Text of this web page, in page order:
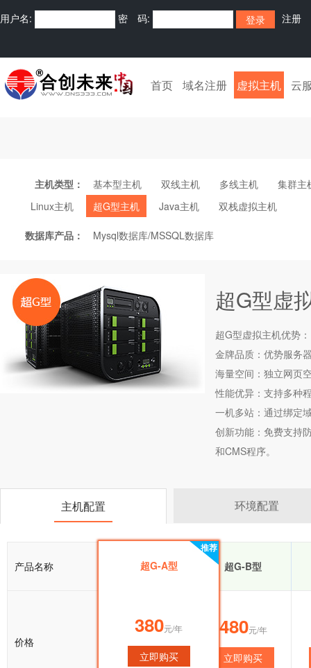
用户名: 密 码: 注册
首页 域名注册 虚拟主机 云
主机类型： 基本型主机 双线主机 多线主机
集群主
Linux主机
超G型主机 Java主机 双栈虚拟主机
数据库产品： Mysql数据库/MSSQL数据库
超G型虚
超G型虚拟主机优势：
金牌品质：优势服务
海量空间：独立网页
性能优异：支持多种
一机多站：通过绑定
创新功能：免费支持
和CMS程序。
主机配置 环境配置
产品名称 超G-A型 超G-B型
价格
380元/年
立即购买
480元/年
立即购买
推荐
超G-A型
380元/年
立即购买